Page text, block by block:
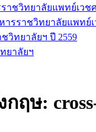
าชวิทยาลัยแพทย์เวช
รราชวิทยาลัยแพทย์
วิทยาลัยฯ ปี 2559
ยาลัยฯ
กฤษ: